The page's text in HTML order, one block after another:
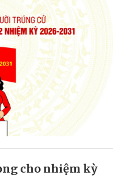
cho nhiệm kỳ